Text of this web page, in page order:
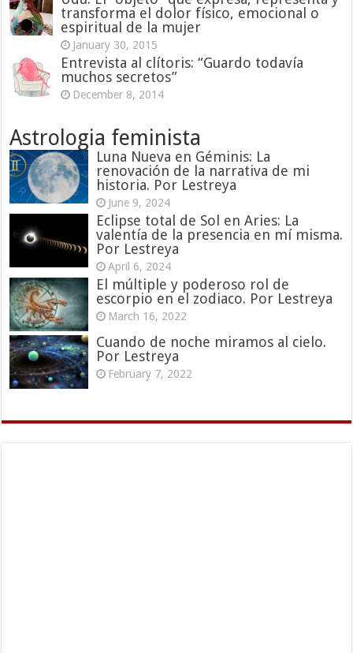
transforma el dolor físico, emocional o
espiritual de la mujer
January 30, 2015
Entrevista al clítoris: “Guardo todavía
muchos secretos”
December 8, 2014
Astrologia feminista
Luna Nueva en Géminis: La
renovación de la narrativa de mi
historia. Por Lestreya
June 9, 2024
Eclipse total de Sol en Aries: La
valentía de la presencia en mí misma.
Por Lestreya
April 6, 2024
El múltiple y poderoso rol de
escorpio en el zodiaco. Por Lestreya
March 16, 2022
Cuando de noche miramos al cielo.
Por Lestreya
February 7, 2022